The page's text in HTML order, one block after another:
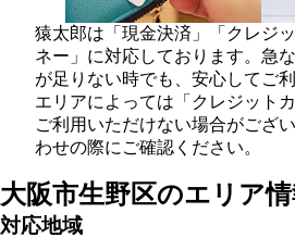
猿太郎は「現金決済」「クレジ
ネー」に対応しております。急
が足りない時でも、安心してご
エリアによっては「クレジット
ご利用いただけない場合がござ
わせの際にご確認ください。
大阪市生野区のエリア
対応地域